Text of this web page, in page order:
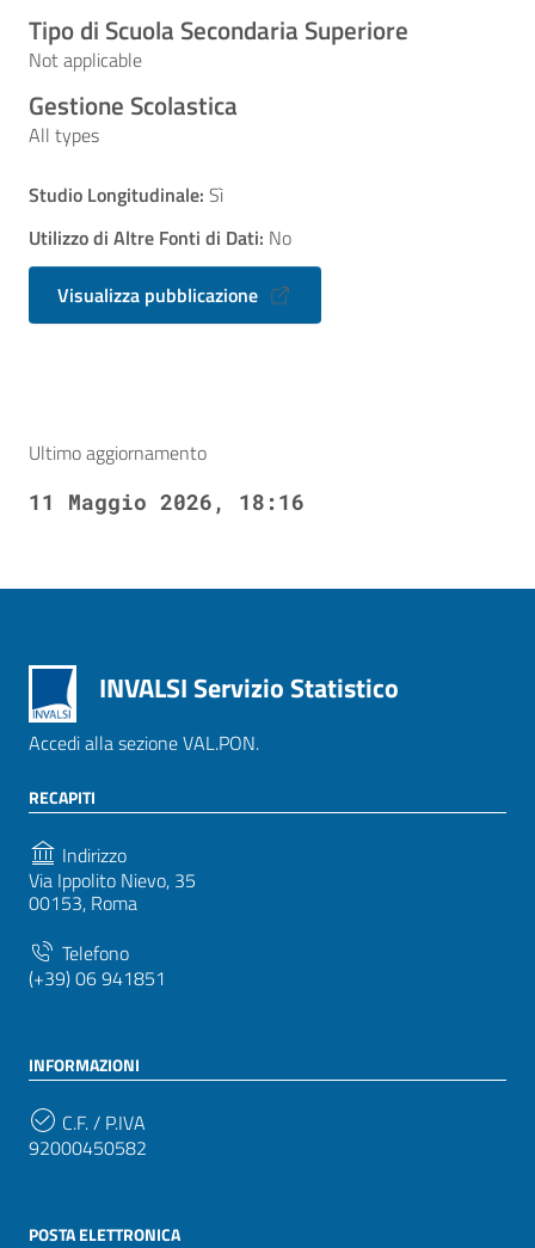
Tipo di Scuola Secondaria Superiore
Not applicable
Gestione Scolastica
All types
Studio Longitudinale: Sì
Utilizzo di Altre Fonti di Dati: No
Visualizza pubblicazione
Ultimo aggiornamento
11 Maggio 2026, 18:16
INVALSI Servizio Statistico
Accedi alla sezione VAL.PON.
RECAPITI
Indirizzo
Via Ippolito Nievo, 35
00153, Roma
Telefono
(+39) 06 941851
INFORMAZIONI
C.F. / P.IVA
92000450582
POSTA ELETTRONICA